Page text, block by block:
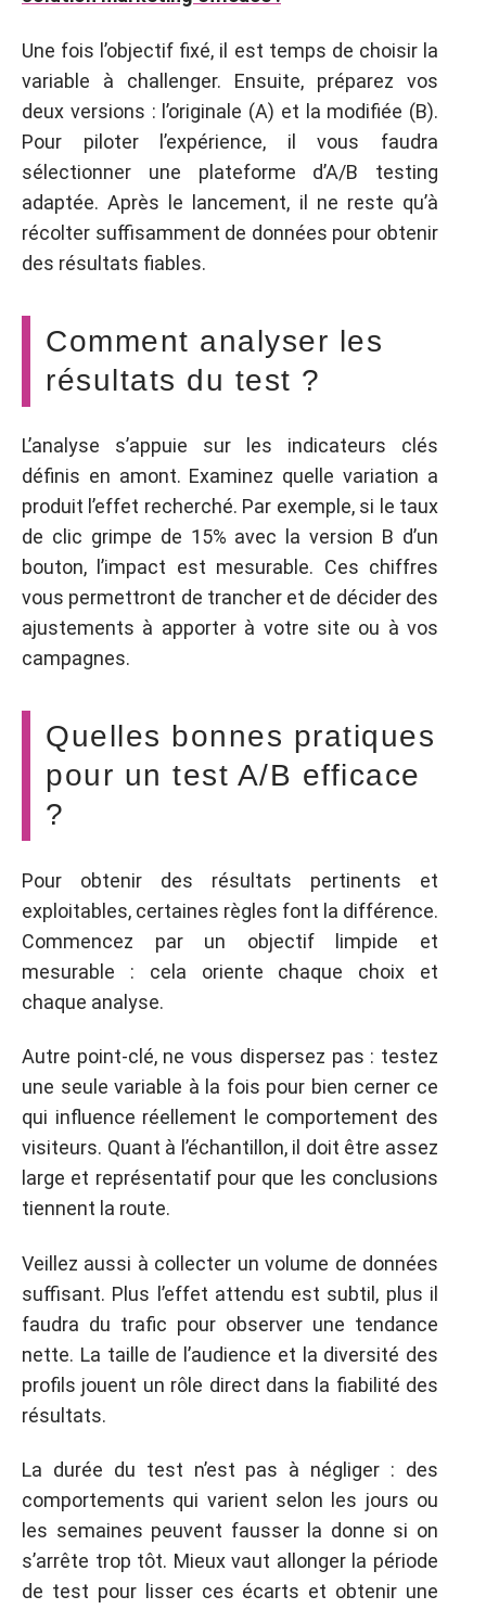
Une fois l’objectif fixé, il est temps de choisir la
variable à challenger. Ensuite, préparez vos
deux versions : l’originale (A) et la modifiée (B).
Pour piloter l’expérience, il vous faudra
sélectionner une plateforme d’A/B testing
adaptée. Après le lancement, il ne reste qu’à
récolter suffisamment de données pour obtenir
des résultats fiables.
Comment analyser les
résultats du test ?
L’analyse s’appuie sur les indicateurs clés
définis en amont. Examinez quelle variation a
produit l’effet recherché. Par exemple, si le taux
de clic grimpe de 15% avec la version B d’un
bouton, l’impact est mesurable. Ces chiffres
vous permettront de trancher et de décider des
ajustements à apporter à votre site ou à vos
campagnes.
Quelles bonnes pratiques
pour un test A/B efficace
?
Pour obtenir des résultats pertinents et
exploitables, certaines règles font la différence.
Commencez par un objectif limpide et
mesurable : cela oriente chaque choix et
chaque analyse.
Autre point-clé, ne vous dispersez pas : testez
une seule variable à la fois pour bien cerner ce
qui influence réellement le comportement des
visiteurs. Quant à l’échantillon, il doit être assez
large et représentatif pour que les conclusions
tiennent la route.
Veillez aussi à collecter un volume de données
suffisant. Plus l’effet attendu est subtil, plus il
faudra du trafic pour observer une tendance
nette. La taille de l’audience et la diversité des
profils jouent un rôle direct dans la fiabilité des
résultats.
La durée du test n’est pas à négliger : des
comportements qui varient selon les jours ou
les semaines peuvent fausser la donne si on
s’arrête trop tôt. Mieux vaut allonger la période
de test pour lisser ces écarts et obtenir une